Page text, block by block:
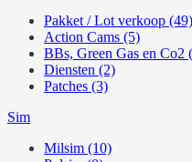
Pakket / Lot verkoop (49)
Action Cams (5)
BBs, Green Gas en Co2
Diensten (2)
Patches (3)
Sim
Milsim (10)